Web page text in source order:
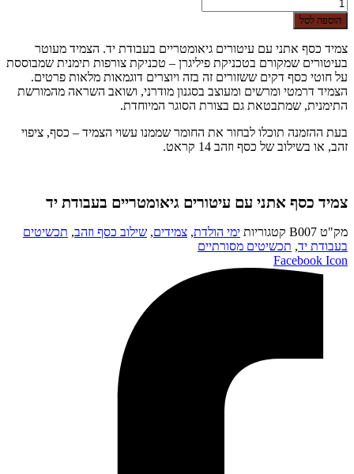
הוספה לסל
צמיד כסף אתני עם עיטורים גיאומטריים בעבודת יד. הצמיד מעוטר
בעיטורים שמקורם בטכניקת פיליגרן – טכניקת צורפות תימנית שמבוססת
על חוטי כסף דקים ששזורים זה בזה ויוצרים דוגמאות מלאות פרטים.
הצמיד דרמטי ומרשים ומעוצב בסגנון מודרני, ושואב השראה מהמורשת
התימנית, שמתבטאת גם בצורת הסוגר המיוחדת.
בעת ההזמנה תוכלו לבחור את החומר שממנו עשוי הצמיד – כסף, ציפוי
זהב, או בשילוב של כסף וזהב 14 קראט.
צמיד כסף אתני עם עיטורים גיאומטריים בעבודת יד
מק"ט B007 קטגוריות ימי הולדת, צמידים, שילוב כסף וזהב, תכשיטים
בעבודת יד, תכשיטים מסורתיים
Facebook Icon